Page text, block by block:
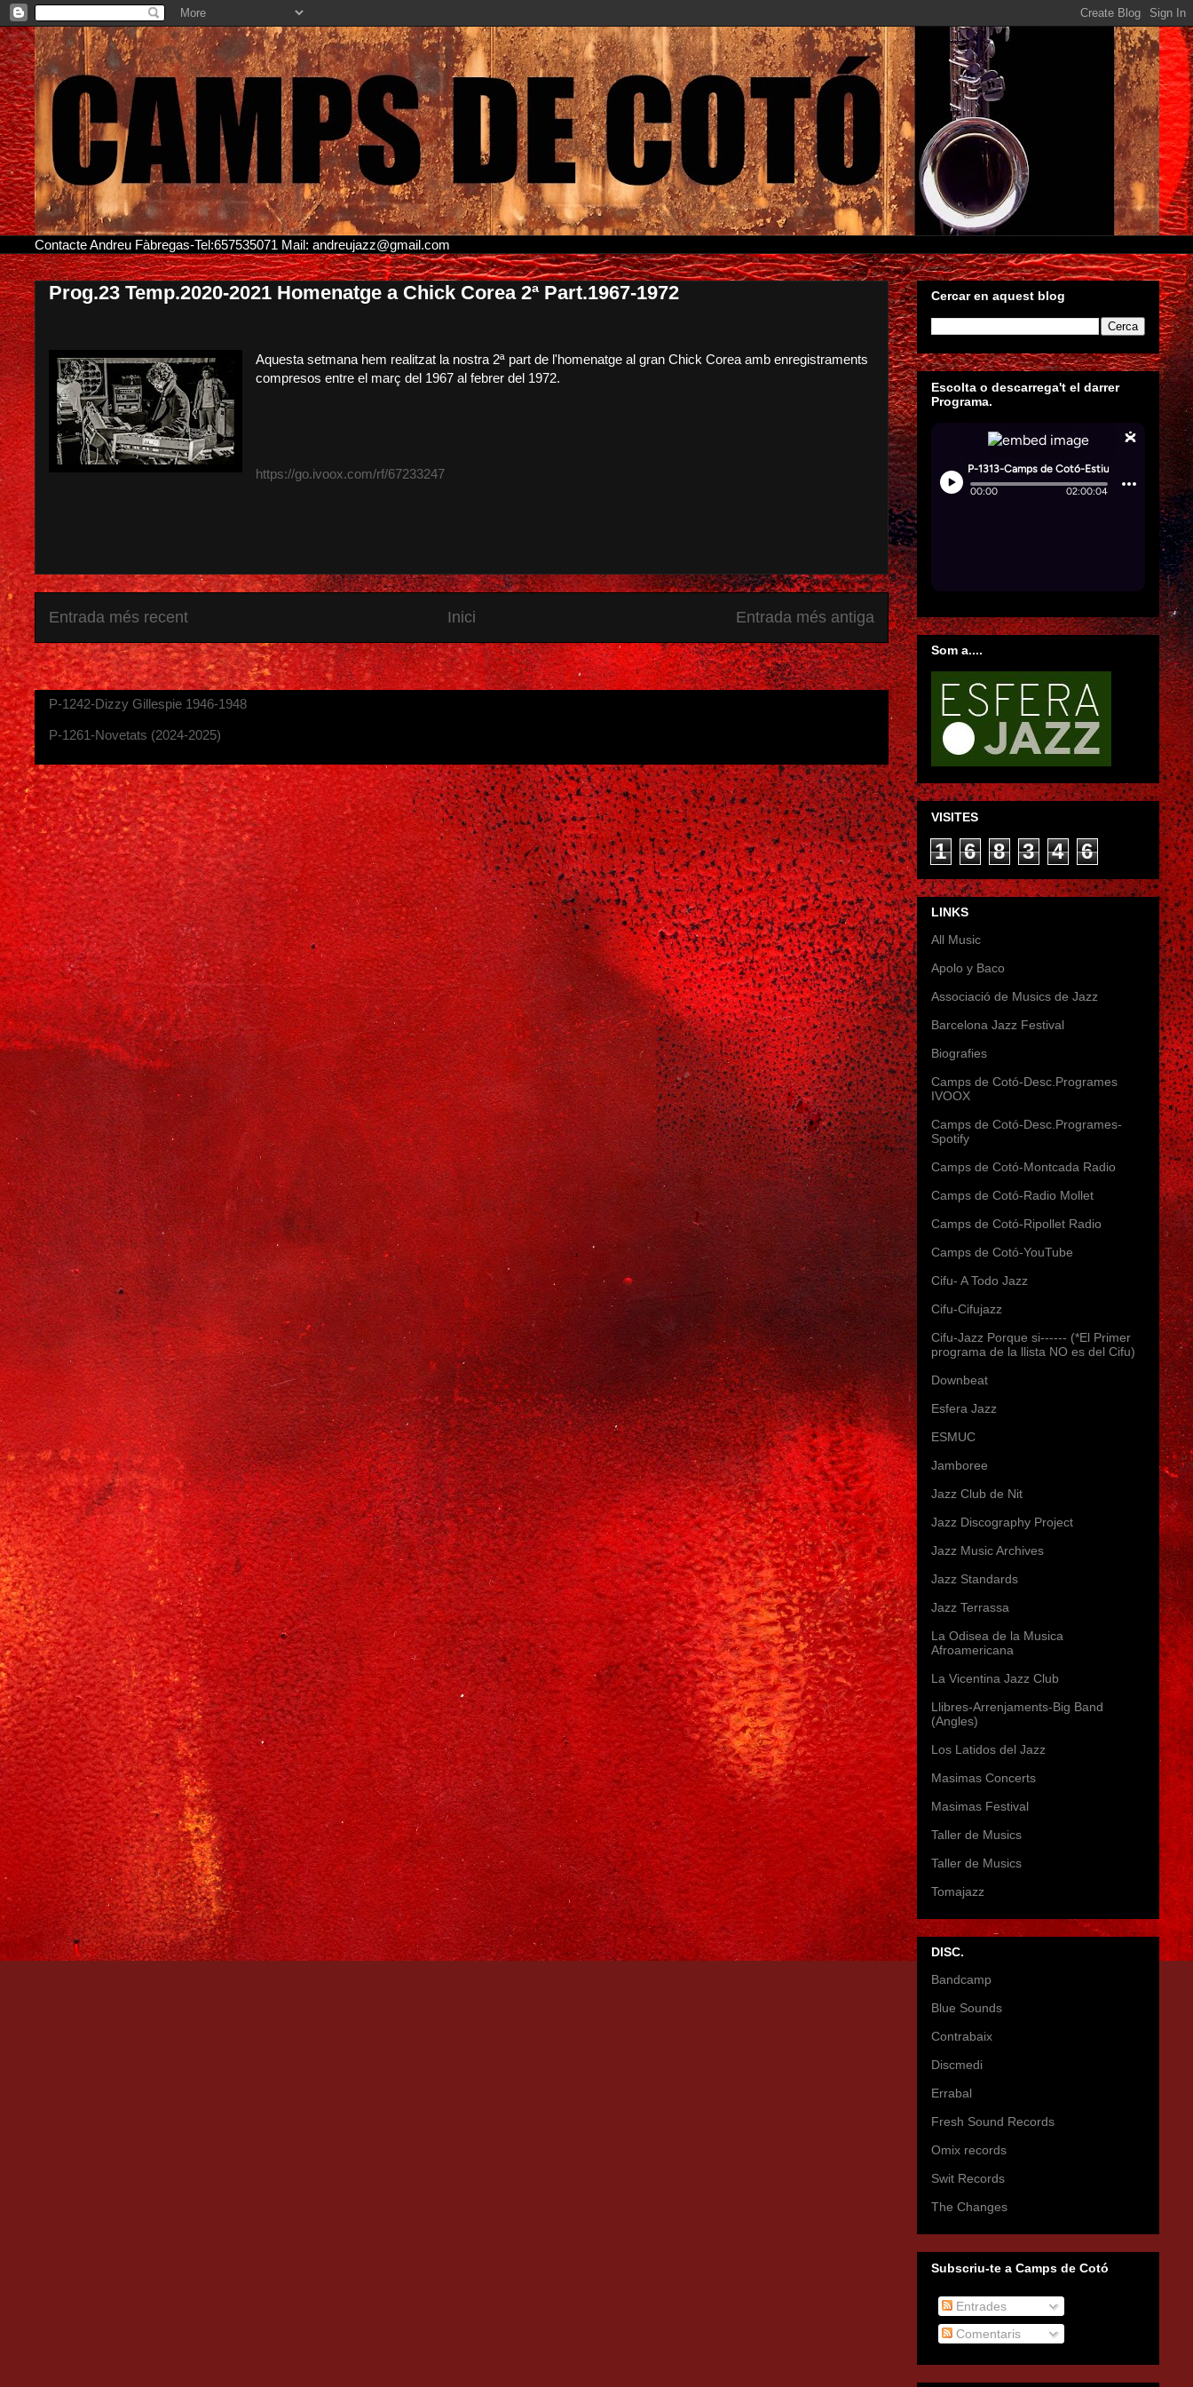
Contacte Andreu Fàbregas-Tel:657535071 Mail: andreujazz@gmail.com
Prog.23 Temp.2020-2021 Homenatge a Chick Corea 2ª Part.1967-1972
Aquesta setmana hem realitzat la nostra 2ª part de l'homenatge al gran Chick Corea amb enregistraments
compresos entre el març del 1967 al febrer del 1972.
https://go.ivoox.com/rf/67233247
Entrada més recent Entrada més antiga
Inici
P-1242-Dizzy Gillespie 1946-1948
P-1261-Novetats (2024-2025)
Cercar en aquest blog
Escolta o descarrega't el darrer
Programa.
Som a....
VISITES
1 6 8 3 4 6
LINKS
All Music
Apolo y Baco
Associació de Musics de Jazz
Barcelona Jazz Festival
Biografies
Camps de Cotó-Desc.Programes
IVOOX
Camps de Cotó-Desc.Programes-
Spotify
Camps de Cotó-Montcada Radio
Camps de Cotó-Radio Mollet
Camps de Cotó-Ripollet Radio
Camps de Cotó-YouTube
Cifu- A Todo Jazz
Cifu-Cifujazz
Cifu-Jazz Porque si------ (*El Primer
programa de la llista NO es del Cifu)
Downbeat
Esfera Jazz
ESMUC
Jamboree
Jazz Club de Nit
Jazz Discography Project
Jazz Music Archives
Jazz Standards
Jazz Terrassa
La Odisea de la Musica
Afroamericana
La Vicentina Jazz Club
Llibres-Arrenjaments-Big Band
(Angles)
Los Latidos del Jazz
Masimas Concerts
Masimas Festival
Taller de Musics
Taller de Musics
Tomajazz
DISC.
Bandcamp
Blue Sounds
Contrabaix
Discmedi
Errabal
Fresh Sound Records
Omix records
Swit Records
The Changes
Subscriu-te a Camps de Cotó
Entrades
Comentaris